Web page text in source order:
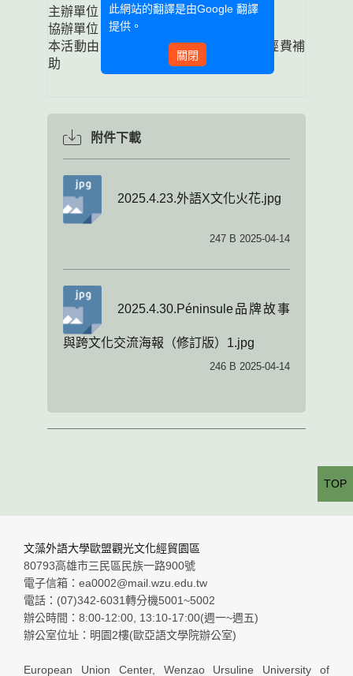
主辦單位：歐盟觀光文化經貿園區
協辦單位：歐亞語文學院
本活動由《教育部高等教育深耕計畫》經費補
助
附件下載
2025.4.23.外語X文化火花.jpg
247 B 2025-04-14
2025.4.30.Péninsule品牌故事
與跨文化交流海報（修訂版）1.jpg
246 B 2025-04-14
文藻外語大學歐盟觀光文化經貿園區
80793高雄市三民區民族一路900號
電子信箱：ea0002@mail.wzu.edu.tw
電話：(07)342-6031轉分機5001~5002
辦公時間：8:00-12:00, 13:10-17:00(週一~週五)
辦公室位址：明園2樓(歐亞語文學院辦公室)
European Union Center, Wenzao Ursuline University of
TOP
此網站的翻譯是由Google 翻譯
提供。
關閉